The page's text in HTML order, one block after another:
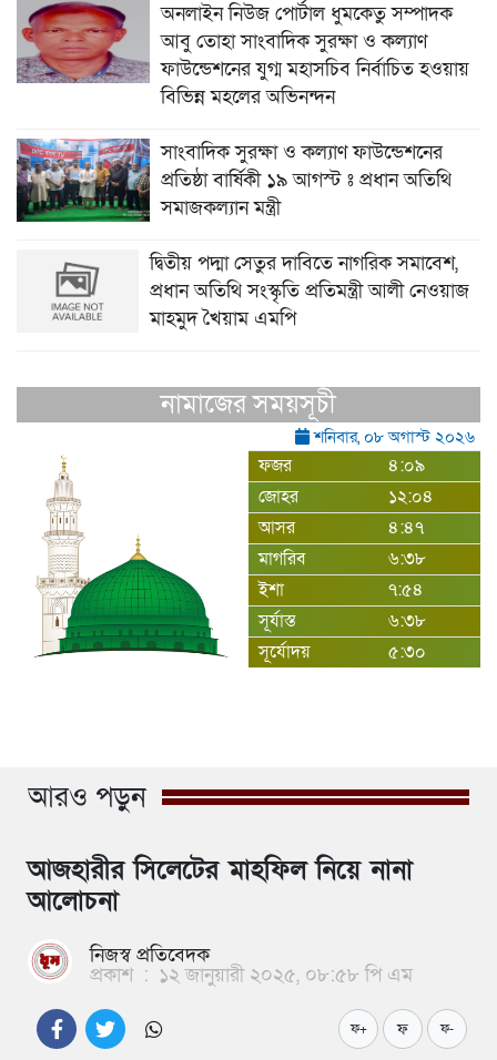
অনলাইন নিউজ পোর্টাল ধুমকেতু সম্পাদক
আবু তোহা সাংবাদিক সুরক্ষা ও কল্যাণ
ফাউন্ডেশনের যুগ্ম মহাসচিব নির্বাচিত হওয়ায়
বিভিন্ন মহলের অভিনন্দন
সাংবাদিক সুরক্ষা ও কল্যাণ ফাউন্ডেশনের
প্রতিষ্ঠা বার্ষিকী ১৯ আগস্ট ঃ প্রধান অতিথি
সমাজকল্যান মন্ত্রী
দ্বিতীয় পদ্মা সেতুর দাবিতে নাগরিক সমাবেশ,
প্রধান অতিথি সংস্কৃতি প্রতিমন্ত্রী আলী নেওয়াজ
মাহমুদ খৈয়াম এমপি
নামাজের সময়সূচী
শনিবার, ০৮ অগাস্ট ২০২৬
ফজর
৪:০৯
জোহর
১২:০৪
আসর
৪:৪৭
মাগরিব
৬:৩৮
ইশা
৭:৫৪
সূর্যাস্ত
৬:৩৮
সূর্যোদয়
৫:৩০
আরও পড়ুন
আজহারীর সিলেটের মাহফিল নিয়ে নানা
আলোচনা
নিজস্ব প্রতিবেদক
প্রকাশ : ১২ জানুয়ারী ২০২৫, ০৮:৫৮ পি এম
ফ+ ফ ফ-